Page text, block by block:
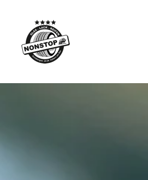
Skip to main content